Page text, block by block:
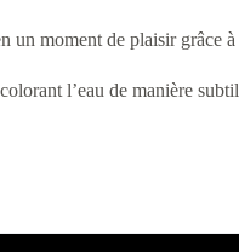
moment de plaisir grâce
l’eau de manière